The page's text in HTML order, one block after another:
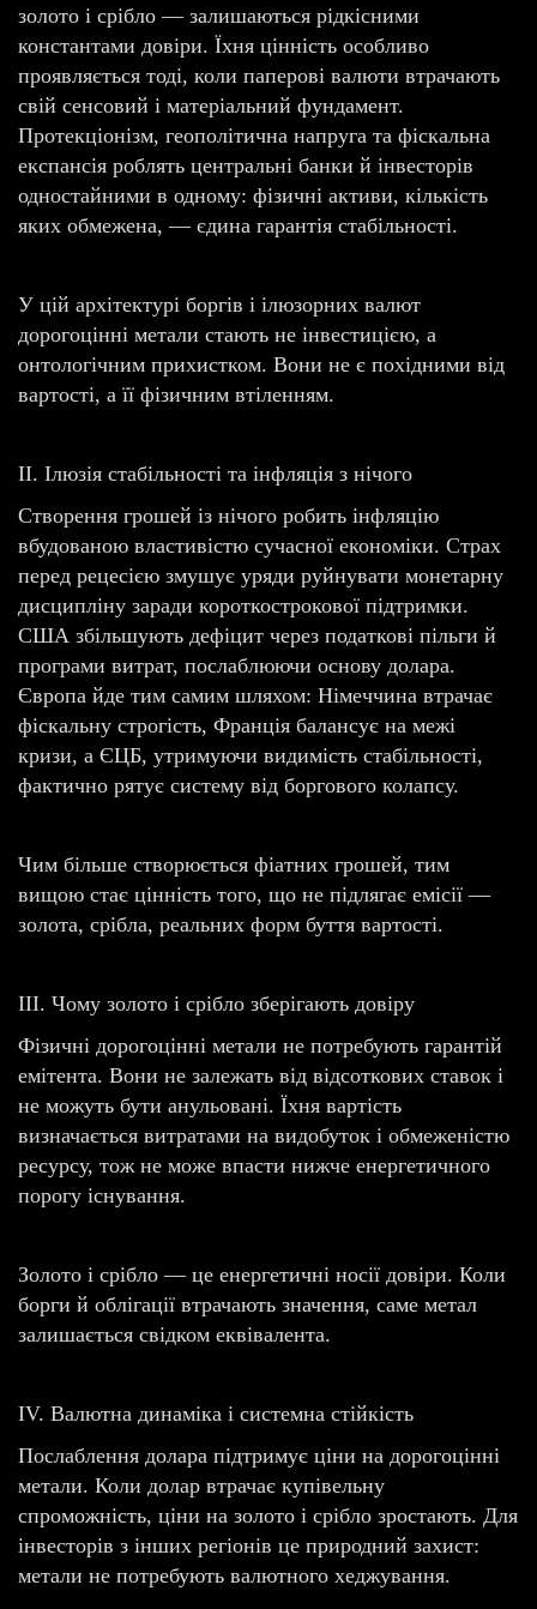
золото і срібло — залишаються рідкісними
константами довіри. Їхня цінність особливо
проявляється тоді, коли паперові валюти втрачають
свій сенсовий і матеріальний фундамент.
Протекціонізм, геополітична напруга та фіскальна
експансія роблять центральні банки й інвесторів
одностайними в одному: фізичні активи, кількість
яких обмежена, — єдина гарантія стабільності.
У цій архітектурі боргів і ілюзорних валют
дорогоцінні метали стають не інвестицією, а
онтологічним прихистком. Вони не є похідними від
вартості, а її фізичним втіленням.
II. Ілюзія стабільності та інфляція з нічого
Створення грошей із нічого робить інфляцію
вбудованою властивістю сучасної економіки. Страх
перед рецесією змушує уряди руйнувати монетарну
дисципліну заради короткострокової підтримки.
США збільшують дефіцит через податкові пільги й
програми витрат, послаблюючи основу долара.
Європа йде тим самим шляхом: Німеччина втрачає
фіскальну строгість, Франція балансує на межі
кризи, а ЄЦБ, утримуючи видимість стабільності,
фактично рятує систему від боргового колапсу.
Чим більше створюється фіатних грошей, тим
вищою стає цінність того, що не підлягає емісії —
золота, срібла, реальних форм буття вартості.
III. Чому золото і срібло зберігають довіру
Фізичні дорогоцінні метали не потребують гарантій
емітента. Вони не залежать від відсоткових ставок і
не можуть бути анульовані. Їхня вартість
визначається витратами на видобуток і обмеженістю
ресурсу, тож не може впасти нижче енергетичного
порогу існування.
Золото і срібло — це енергетичні носії довіри. Коли
борги й облігації втрачають значення, саме метал
залишається свідком еквівалента.
IV. Валютна динаміка і системна стійкість
Послаблення долара підтримує ціни на дорогоцінні
метали. Коли долар втрачає купівельну
спроможність, ціни на золото і срібло зростають. Для
інвесторів з інших регіонів це природний захист:
метали не потребують валютного хеджування.